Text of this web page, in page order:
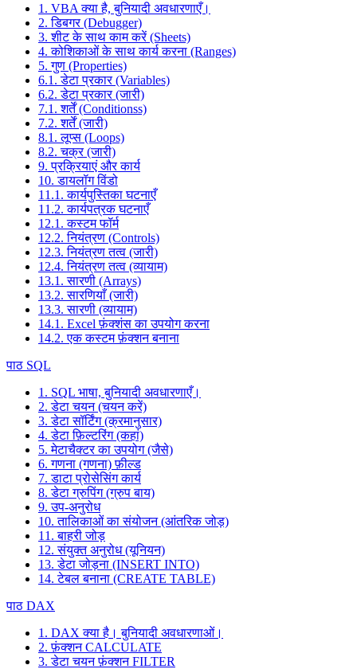
1. VBA क्या है, बुनियादी अवधारणाएँ।
2. डिबगर (Debugger)
3. शीट के साथ काम करें (Sheets)
4. कोशिकाओं के साथ कार्य करना (Ranges)
5. गुण (Properties)
6.1. डेटा प्रकार (Variables)
6.2. डेटा प्रकार (जारी)
7.1. शर्तें (Conditionss)
7.2. शर्तें (जारी)
8.1. लूप्स (Loops)
8.2. चक्र (जारी)
9. प्रक्रियाएं और कार्य
10. डायलॉग विंडो
11.1. कार्यपुस्तिका घटनाएँ
11.2. कार्यपत्रक घटनाएँ
12.1. कस्टम फॉर्म
12.2. नियंत्रण (Controls)
12.3. नियंत्रण तत्व (जारी)
12.4. नियंत्रण तत्व (व्यायाम)
13.1. सारणी (Arrays)
13.2. सारणियाँ (जारी)
13.3. सारणी (व्यायाम)
14.1. Excel फ़ंक्शंस का उपयोग करना
14.2. एक कस्टम फ़ंक्शन बनाना
पाठ SQL
1. SQL भाषा, बुनियादी अवधारणाएँ।
2. डेटा चयन (चयन करें)
3. डेटा सॉर्टिंग (क्रमानुसार)
4. डेटा फ़िल्टरिंग (कहां)
5. मेटाचैक्टर का उपयोग (जैसे)
6. गणना (गणना) फ़ील्ड
7. डाटा प्रोसेसिंग कार्य
8. डेटा ग्रुपिंग (ग्रुप बाय)
9. उप-अनुरोध
10. तालिकाओं का संयोजन (आंतरिक जोड़)
11. बाहरी जोड़
12. संयुक्त अनुरोध (यूनियन)
13. डेटा जोड़ना (INSERT INTO)
14. टेबल बनाना (CREATE TABLE)
पाठ DAX
1. DAX क्या है। बुनियादी अवधारणाओं।
2. फ़ंक्शन CALCULATE
3. डेटा चयन फ़ंक्शन FILTER